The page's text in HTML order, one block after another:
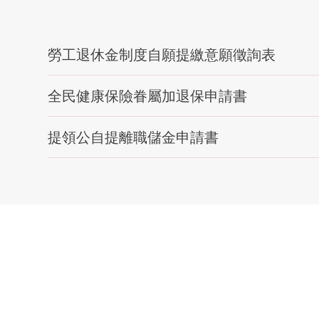
勞工退休金制度自願提繳意願徵詢表
全民健康保險眷屬加退保申請書
提領公自提離職儲金申請書